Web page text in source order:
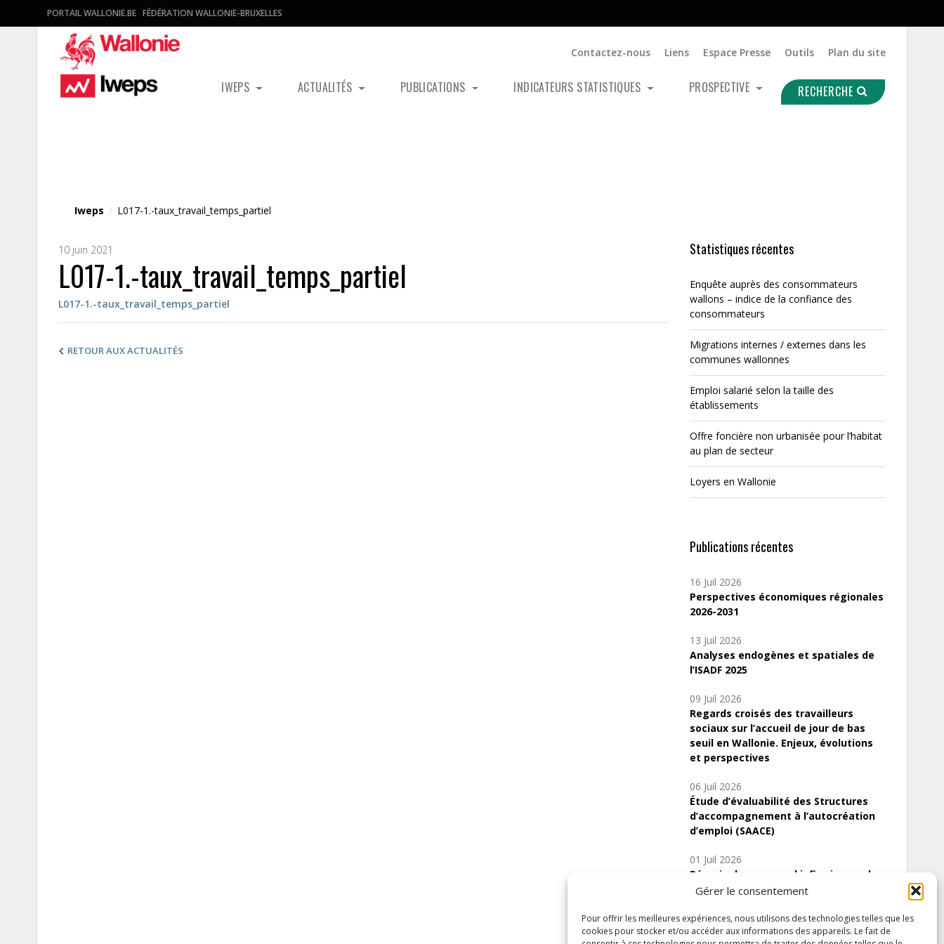
Gérer le consentement
Pour offrir les meilleures expériences, nous utilisons des technologies telles que les
cookies pour stocker et/ou accéder aux informations des appareils. Le fait de
PORTAIL WALLONIE.BE FÉDÉRATION WALLONIE-BRUXELLES
Contactez-nous Liens Espace Presse Outils Plan du site
IWEPS ACTUALITÉS PUBLICATIONS INDICATEURS STATISTIQUES PROSPECTIVE RECHERCHE
Iweps / L017-1.-taux_travail_temps_partiel
10 juin 2021
L017-1.-taux_travail_temps_partiel
L017-1.-taux_travail_temps_partiel
RETOUR AUX ACTUALITÉS
Statistiques récentes
Enquête auprès des consommateurs
wallons – indice de la confiance des
consommateurs
Migrations internes / externes dans les
communes wallonnes
Emploi salarié selon la taille des
établissements
Offre foncière non urbanisée pour l’habitat
au plan de secteur
Loyers en Wallonie
Publications récentes
16 Juil 2026
Perspectives économiques régionales
2026-2031
13 Juil 2026
Analyses endogènes et spatiales de
l’ISADF 2025
09 Juil 2026
Regards croisés des travailleurs
sociaux sur l’accueil de jour de bas
seuil en Wallonie. Enjeux, évolutions
et perspectives
06 Juil 2026
Étude d’évaluabilité des Structures
d’accompagnement à l’autocréation
d’emploi (SAACE)
01 Juil 2026
Pénurie du personnel infirmier :quels
indicateurs d’offre de soins pour